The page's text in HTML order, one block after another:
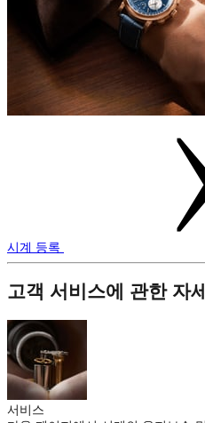
시계 등록
고객 서비스에 관한 자
서비스